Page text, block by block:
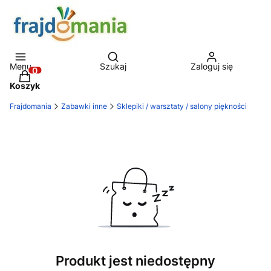
Menu
Otwórz wyszukiwarkę
Szukaj Zaloguj się
Produkty w koszyku: 0. Zobacz szczegóły
Koszyk
Frajdomania Zabawki inne Sklepiki / warsztaty / salony piękności
Produkt jest niedostępny